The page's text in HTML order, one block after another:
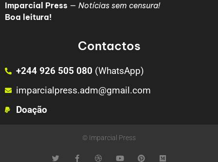
Imparcial Press — Notícias sem censura!
Boa leitura!
Contactos
+244 926 505 080 (WhatsApp)
imparcialpress.adm@gmail.com
Doação
© Imparcial Press